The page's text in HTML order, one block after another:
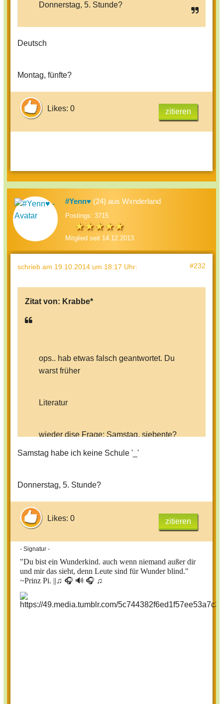
Donnerstag, 5. Stunde?
Deutsch
Montag, fünfte?
Likes: 0 zitieren
#Yenn♥ (24) aus Wxnderland
Postings: 3715
Mitglied seit 14.12.2013
schrieb am 19.10.2014 um 18:17 Uhr: #232
Zitat von: Krabbe*
ops.. hab etwas falsch geantwortet. Du
warst früher
Literatur
wieder dise Frage: Samstag, siebente?
Samstag habe ich keine Schule '_'
Donnerstag, 5. Stunde?
Likes: 0 zitieren
- Signatur -
"Du bist ein Wunderkind. auch wenn niemand außer dir
und mir das sieht, denn Leute sind für Wunder blind."
~Prinz Pi. ||♫ 🎧 🔊 🎧 ♫